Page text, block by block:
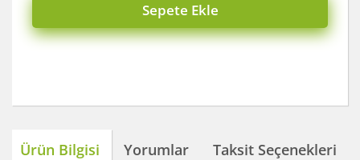
Sepete Ekle
Ürün Bilgisi Yorumlar Taksit Seçenekleri